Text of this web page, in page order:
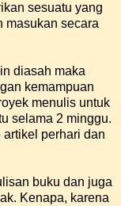
sesuatu yang
masukan secara
diasah maka
kemampuan
menulis untuk
selama 2 minggu.
perhari dan
buku dan juga
Kenapa, karena